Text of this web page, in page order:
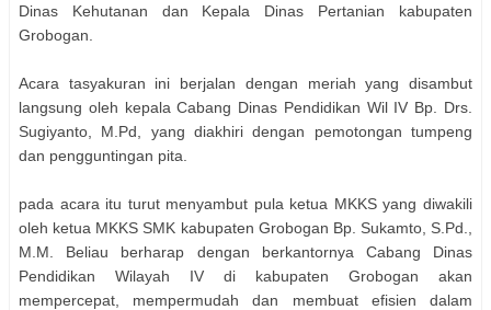
Dinas Kehutanan dan Kepala Dinas Pertanian kabupaten
Grobogan.
Acara tasyakuran ini berjalan dengan meriah yang disambut
langsung oleh kepala Cabang Dinas Pendidikan Wil IV Bp. Drs.
Sugiyanto, M.Pd, yang diakhiri dengan pemotongan tumpeng
dan pengguntingan pita.
pada acara itu turut menyambut pula ketua MKKS yang diwakili
oleh ketua MKKS SMK kabupaten Grobogan Bp. Sukamto, S.Pd.,
M.M. Beliau berharap dengan berkantornya Cabang Dinas
Pendidikan Wilayah IV di kabupaten Grobogan akan
mempercepat, mempermudah dan membuat efisien dalam